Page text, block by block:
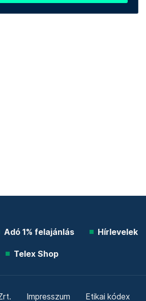
Adó 1% felajánlás Hírlevelek
Telex Shop
Impresszum Etikai kódex